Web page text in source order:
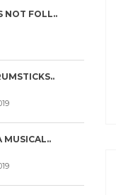
NOT FOLL..
MUSICAL..